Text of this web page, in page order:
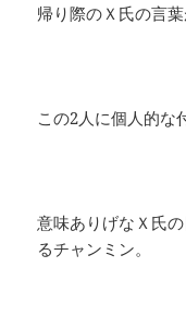
帰り際のＸ氏の言葉
この2人に個人的な
意味ありげなＸ氏
るチャンミン。